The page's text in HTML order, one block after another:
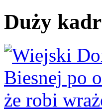
Duży kadr